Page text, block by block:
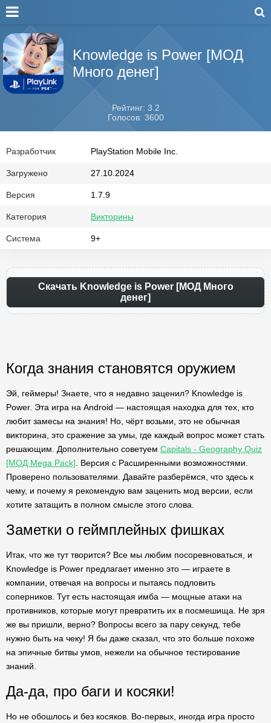
Knowledge is Power [МОД
Много денег]
Рейтинг: 3.2
Голосов: 3600
Разработчик PlayStation Mobile Inc.
Загружено 27.10.2024
Версия 1.7.9
Категория Викторины
Система 9+
Скачать Knowledge is Power [МОД Много
денег]
Когда знания становятся оружием
Эй, геймеры! Знаете, что я недавно заценил? Knowledge is
Power. Эта игра на Android — настоящая находка для тех, кто
любит замесы на знания! Но, чёрт возьми, это не обычная
викторина, это сражение за умы, где каждый вопрос может стать
решающим. Дополнительно советуем Capitals - Geography Quiz
[МОД Mega Pack] . Версия с Расширенными возможностями.
Проверено пользователями. Давайте разберёмся, что здесь к
чему, и почему я рекомендую вам заценить мод версии, если
хотите затащить в полном смысле этого слова.
Заметки о геймплейных фишках
Итак, что же тут творится? Все мы любим посоревноваться, и
Knowledge is Power предлагает именно это — играете в
компании, отвечая на вопросы и пытаясь подловить
соперников. Тут есть настоящая имба — мощные атаки на
противников, которые могут превратить их в посмешища. Не зря
же вы пришли, верно? Вопросы всего за пару секунд, тебе
нужно быть на чеку! Я бы даже сказал, что это больше похоже
на эпичные битвы умов, нежели на обычное тестирование
знаний.
Да-да, про баги и косяки!
Но не обошлось и без косяков. Во-первых, иногда игра просто